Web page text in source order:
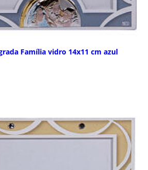
Família vidro 14x11 cm azul